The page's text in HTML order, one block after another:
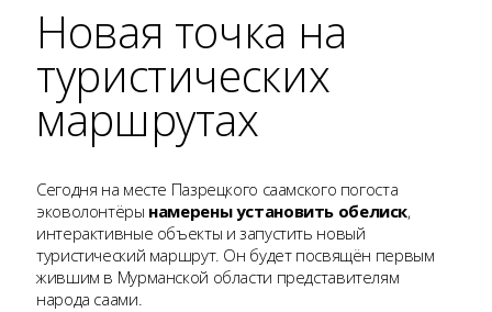
Новая точка на
туристических
маршрутах
Сегодня на месте Пазрецкого саамского погоста
эковолонтёры намерены установить обелиск,
интерактивные объекты и запустить новый
туристический маршрут. Он будет посвящён первым
жившим в Мурманской области представителям
народа саами.